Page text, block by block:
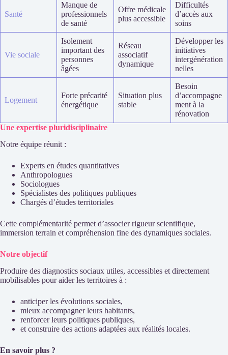
Santé
Manque de
professionnels
de santé
Offre médicale
plus accessible
Difficultés
d’accès aux
soins
Vie sociale
Isolement
important des
personnes
âgées
Réseau
associatif
dynamique
Développer les
initiatives
intergénération
nelles
Logement
Forte précarité
énergétique
Situation plus
stable
Besoin
d’accompagne
ment à la
rénovation
Une expertise pluridisciplinaire
Notre équipe réunit :
Experts en études quantitatives
Anthropologues
Sociologues
Spécialistes des politiques publiques
Chargés d’études territoriales
Cette complémentarité permet d’associer rigueur scientifique,
immersion terrain et compréhension fine des dynamiques sociales.
Notre objectif
Produire des diagnostics sociaux utiles, accessibles et directement
mobilisables pour aider les territoires à :
anticiper les évolutions sociales,
mieux accompagner leurs habitants,
renforcer leurs politiques publiques,
et construire des actions adaptées aux réalités locales.
En savoir plus ?